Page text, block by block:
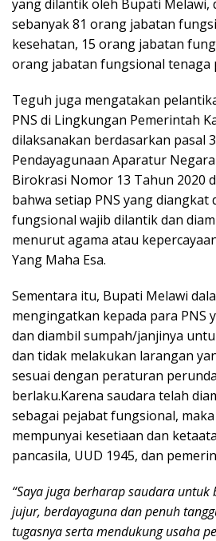
yang dilantik oleh Bupati Melawi,
sebanyak 81 orang jabatan
kesehatan, 15 orang jabatan
orang jabatan fungsional tenaga
Teguh juga mengatakan
PNS di Lingkungan Pemerintah
dilaksanakan berdasarkan pasal
Pendayagunaan Aparatur
Birokrasi Nomor 13 Tahun 2020
bahwa setiap PNS yang diangkat
fungsional wajib dilantik dan
menurut agama atau
Yang Maha Esa.
Sementara itu, Bupati Melawi
mengingatkan kepada para PNS
dan diambil sumpah/janjinya
dan tidak melakukan larangan
sesuai dengan peraturan
berlaku.Karena saudara telah
sebagai pejabat fungsional,
mempunyai kesetiaan dan
pancasila, UUD 1945, dan
“Saya juga berharap saudara
jujur, berdayaguna dan penuh
tugasnya serta mendukung usaha